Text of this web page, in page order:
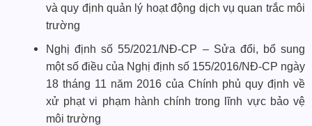
và quy định quản lý hoạt động dịch vụ quan trắc môi
trường
Nghị định số 55/2021/NĐ-CP – Sửa đổi, bổ sung
một số điều của Nghị định số 155/2016/NĐ-CP ngày
18 tháng 11 năm 2016 của Chính phủ quy định về
xử phạt vi phạm hành chính trong lĩnh vực bảo vệ
môi trường